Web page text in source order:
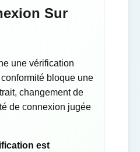
Sur
une vérification
bloque une
changement de
de connexion jugée
est